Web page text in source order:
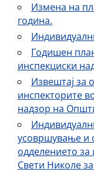
Измена на
година.
Годишен
инспекциски
Извештај за
инспекторите
надзор на
усовршување и
одделението
Свети Николе